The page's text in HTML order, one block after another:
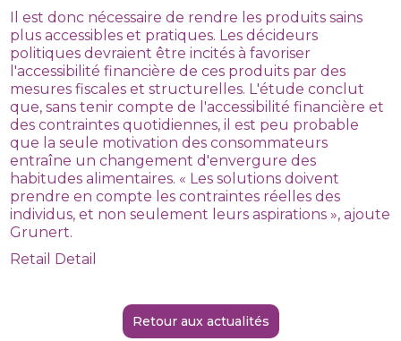
Il est donc nécessaire de rendre les produits sains
plus accessibles et pratiques. Les décideurs
politiques devraient être incités à favoriser
l'accessibilité financière de ces produits par des
mesures fiscales et structurelles. L'étude conclut
que, sans tenir compte de l'accessibilité financière et
des contraintes quotidiennes, il est peu probable
que la seule motivation des consommateurs
entraîne un changement d'envergure des
habitudes alimentaires. « Les solutions doivent
prendre en compte les contraintes réelles des
individus, et non seulement leurs aspirations », ajoute
Grunert.
Retail Detail
Retour aux actualités